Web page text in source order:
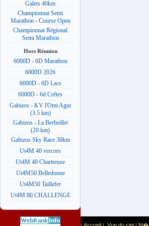
Galets 40km
Championnat Semi
Marathon - Course Open
Championnat Régional
Semi Marathon
Hors Réunion
6000D - 6D Marathon
6000D 2026
6000D - 6D Lacs
6000D - 6d Crêtes
Gabizos - KV l'Omi Agut
(3.5 km)
Gabizos - La Berbeillet
(20 km)
Gabizos Sky Race 30km
Ut4M 40 vercors
Ut4M 40 Chartreuse
Ut4M50 Belledonne
Ut4M50 Taillefer
Ut4M 80 CHALLENGE